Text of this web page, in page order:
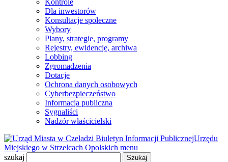
Kontrole
Dla inwestorów
Konsultacje społeczne
Wybory
Plany, strategie, programy
Rejestry, ewidencje, archiwa
Lobbing
Zgromadzenia
Dotacje
Ochrona danych osobowych
Cyberbezpieczeństwo
Informacja publiczna
Sygnaliści
Nadzór właścicielski
Biuletyn Informacji PublicznejUrzędu
Miejskiego w Strzelcach Opolskich menu
szukaj